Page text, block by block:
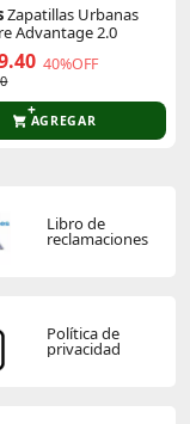
Zapatillas Urbanas
Advantage 2.0
40%OFF
AGREGAR
Libro de
reclamaciones
Política de
privacidad